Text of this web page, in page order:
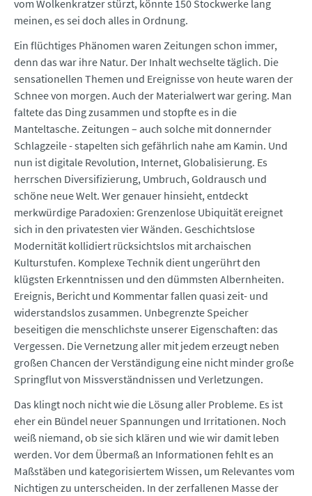
vom Wolkenkratzer stürzt, könnte 150 Stockwerke lang
meinen, es sei doch alles in Ordnung.
Ein flüchtiges Phänomen waren Zeitungen schon immer,
denn das war ihre Natur. Der Inhalt wechselte täglich. Die
sensationellen Themen und Ereignisse von heute waren der
Schnee von morgen. Auch der Materialwert war gering. Man
faltete das Ding zusammen und stopfte es in die
Manteltasche. Zeitungen – auch solche mit donnernder
Schlagzeile - stapelten sich gefährlich nahe am Kamin. Und
nun ist digitale Revolution, Internet, Globalisierung. Es
herrschen Diversifizierung, Umbruch, Goldrausch und
schöne neue Welt. Wer genauer hinsieht, entdeckt
merkwürdige Paradoxien: Grenzenlose Ubiquität ereignet
sich in den privatesten vier Wänden. Geschichtslose
Modernität kollidiert rücksichtslos mit archaischen
Kulturstufen. Komplexe Technik dient ungerührt den
klügsten Erkenntnissen und den dümmsten Albernheiten.
Ereignis, Bericht und Kommentar fallen quasi zeit- und
widerstandslos zusammen. Unbegrenzte Speicher
beseitigen die menschlichste unserer Eigenschaften: das
Vergessen. Die Vernetzung aller mit jedem erzeugt neben
großen Chancen der Verständigung eine nicht minder große
Springflut von Missverständnissen und Verletzungen.
Das klingt noch nicht wie die Lösung aller Probleme. Es ist
eher ein Bündel neuer Spannungen und Irritationen. Noch
weiß niemand, ob sie sich klären und wie wir damit leben
werden. Vor dem Übermaß an Informationen fehlt es an
Maßstäben und kategorisiertem Wissen, um Relevantes vom
Nichtigen zu unterscheiden. In der zerfallenen Masse der